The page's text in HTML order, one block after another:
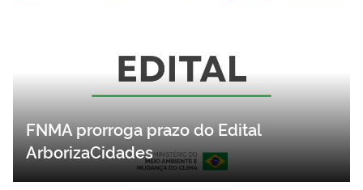
FNMA prorroga prazo do Edital
ArborizaCidades